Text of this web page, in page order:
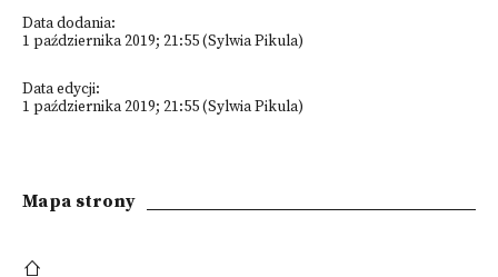
Data dodania:
1 października 2019; 21:55 (Sylwia Pikula)
Data edycji:
1 października 2019; 21:55 (Sylwia Pikula)
Mapa strony